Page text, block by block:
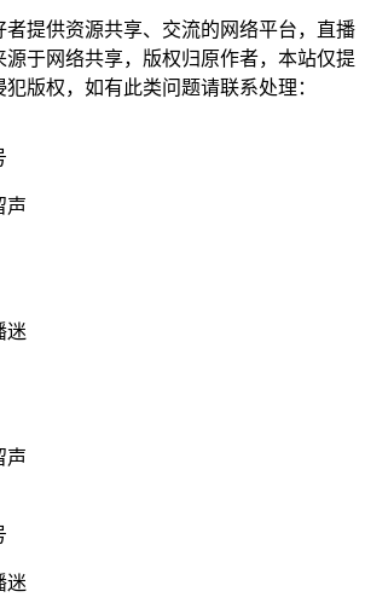
者提供资源共享、交流的网络平台，直播
于网络共享，版权归原作者，本站仅提
版权，如有此类问题请联系处理：
声
迷
声
迷